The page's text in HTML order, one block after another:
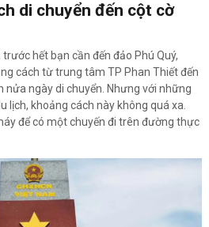
di chuyển đến cột cờ
hết bạn cần đến đảo Phú Quý,
cách từ trung tâm TP Phan Thiết đến
ngày di chuyển. Nhưng với những
lịch, khoảng cách này không quá xa.
để có một chuyến đi trên đường thực